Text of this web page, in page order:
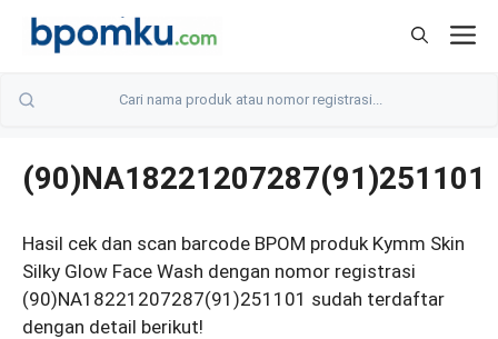
Skip
(90)NA18221207287(91)251101
Hasil cek dan scan barcode BPOM produk Kymm Skin
Silky Glow Face Wash dengan nomor registrasi
(90)NA18221207287(91)251101 sudah terdaftar
dengan detail berikut!